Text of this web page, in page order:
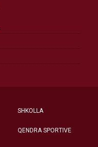
SHKOLLA
QENDRA SPORTIVE